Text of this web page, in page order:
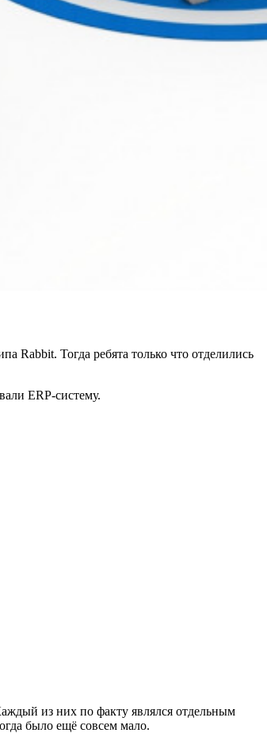
Rabbit. Тогда ребята только что отделились
ERP-систему.
из них по факту являлся отдельным
было ещё совсем мало.